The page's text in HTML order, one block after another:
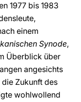
1977 bis 1983
einem
Synode,
Überblick über
angesichts
Zukunft des
wohlwollend